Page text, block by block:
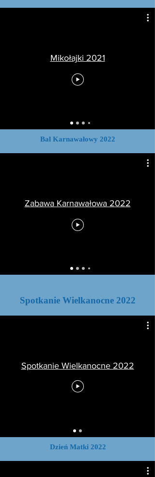
Mikołajki 2021
Bal Karnawałowy 2022
Zabawa Karnawałowa 2022
Spotkanie Wielkanocne 2022
Spotkanie Wielkanocne 2022
Dzień Matki 2022